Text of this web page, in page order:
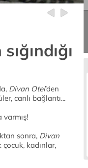
Divan Otel’den
canlı bağlantı...
varmış!
sonra, Divan
çocuk, kadınlar,